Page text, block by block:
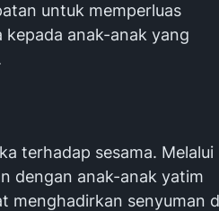
untuk memperluas
kepada anak-anak yang
terhadap sesama. Melalui
dengan anak-anak yatim
menghadirkan senyuman